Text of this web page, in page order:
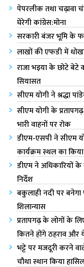
पेपरलीक तथा चढ़ावा
घेरेगी कांग्रेस:मोना
सरकारी बंजर भूमि के
लाखों की एफडी में
राजा भ‌इया के छोटे बेटे
सियासत
सीएम योगी ने श्रद्धा
सीएम योगी के
भारी वाहनों पर रोक
डीएम-एसपी ने सीएम
कार्यक्रम स्थल का किया
डीएम ने अधिकारियों
निर्देश
बकुलाही नदी पर
शिलान्यास
प्रतापगढ़ के लोगों के
कितने होंगे ठहराव और ये
भट्टे पर मजदूरी करने
चौथा स्थान किया